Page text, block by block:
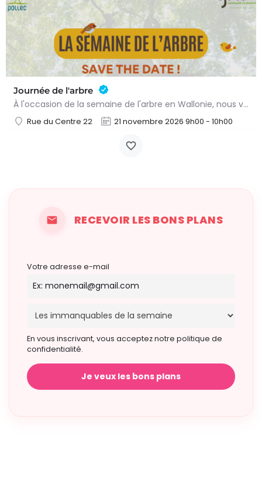
Journée de l'arbre
À l'occasion de la semaine de l'arbre en Wallonie, nous vous proposons l'annuelle distribution gratuite des…
Rue du Centre 22 21 novembre 2026 9h00 - 10h00
RECEVOIR LES BONS PLANS
Votre adresse e-mail
En vous inscrivant, vous acceptez notre politique de
confidentialité.